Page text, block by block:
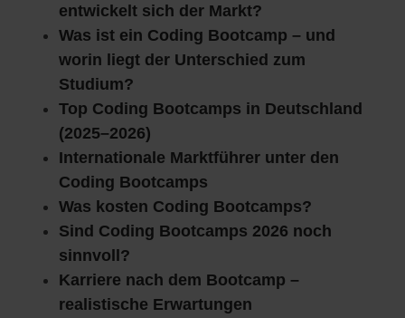
entwickelt sich der Markt?
Was ist ein Coding Bootcamp – und
worin liegt der Unterschied zum
Studium?
Top Coding Bootcamps in Deutschland
(2025–2026)
Internationale Marktführer unter den
Coding Bootcamps
Was kosten Coding Bootcamps?
Sind Coding Bootcamps 2026 noch
sinnvoll?
Karriere nach dem Bootcamp –
realistische Erwartungen